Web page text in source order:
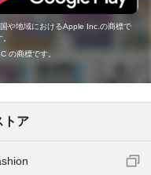
や地域におけるApple Inc.の商標で
の商標です。
トア